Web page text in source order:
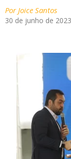
PorJoice Santos
30 de junho de